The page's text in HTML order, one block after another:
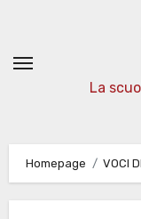
contenuto
La
Homepage VOCI